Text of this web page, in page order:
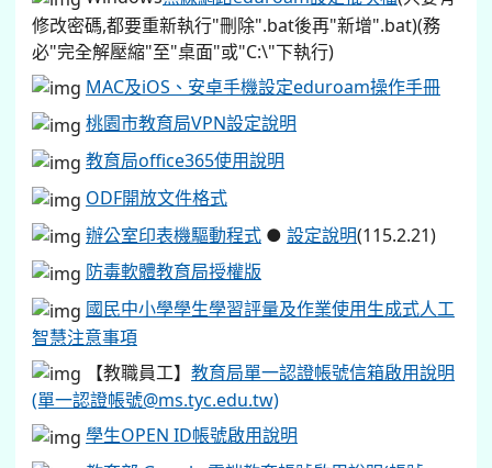
修改密碼,都要重新執行"刪除".bat後再"新增".bat)(務
必"完全解壓縮"至"桌面"或"C:\"下執行)
MAC及iOS、安卓手機設定eduroam操作手冊
桃園市教育局VPN設定說明
教育局office365使用說明
ODF開放文件格式
辦公室印表機驅動程式 ● 設定說明(115.2.21)
防毒軟體教育局授權版
國民中小學學生學習評量及作業使用生成式人工
智慧注意事項
【教職員工】 教育局單一認證帳號信箱啟用說明
(單一認證帳號@ms.tyc.edu.tw)
學生OPEN ID帳號啟用說明